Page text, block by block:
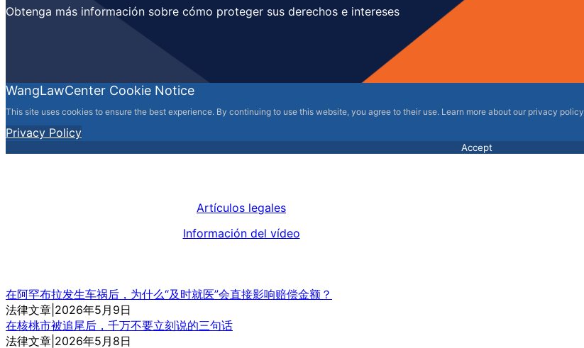
Obtenga más información sobre cómo proteger sus derechos e intereses
WangLawCenter Cookie Notice
This site uses cookies to ensure the best experience. By continuing to use this website, you agree to their use. Learn more about our privacy policy
Privacy Policy
Accept
Artículos legales
Información del vídeo
在阿罕布拉发生车祸后，为什么“及时就医”会直接影响赔偿金额？
法律文章|2026年5月9日
在核桃市被追尾后，千万不要立刻说的三句话
法律文章|2026年5月8日